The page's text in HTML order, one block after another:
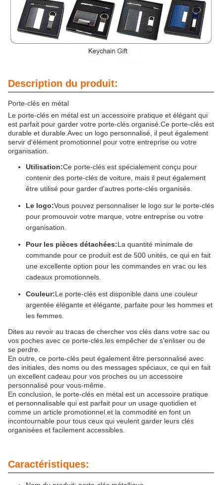
Description du produit:
Porte-clés en métal
Le porte-clés en métal est un accessoire pratique et élégant qui
est parfait pour garder votre porte-clés organisé.Ce porte-clés est
durable et durable.Avec un logo personnalisé, il peut également
servir d'élément promotionnel pour votre entreprise ou votre
organisation.
Utilisation:Ce porte-clés est spécialement conçu pour
contenir des porte-clés de voiture, mais il peut également
être utilisé pour garder d'autres porte-clés organisés.
Le logo:Vous pouvez personnaliser le logo sur le porte-clés
pour promouvoir votre marque, votre entreprise ou votre
organisation.
Pour les pièces détachées:La quantité minimale de
commande pour ce produit est de 500 unités, ce qui en fait
une excellente option pour les commandes en vrac ou les
cadeaux promotionnels.
Couleur:Le porte-clés est disponible dans une couleur
argentée élégante et élégante, parfaite pour les hommes et
les femmes.
Dites au revoir au tracas de chercher vos clés dans votre sac ou
vos poches avec ce porte-clés.les empêcher de s'enliser ou de
se perdre.
En outre, ce porte-clés peut également être personnalisé avec
des initiales, des noms ou des messages spéciaux, ce qui en fait
un excellent cadeau pour vos proches ou un accessoire
personnalisé pour vous-même.
En conclusion, le porte-clés en métal est un accessoire pratique
et personnalisable qui est parfait pour un usage quotidien et
comme un article promotionnel.et la commodité en font un
incontournable pour tous ceux qui veulent garder leurs clés
organisées et facilement accessibles.
Caractéristiques: